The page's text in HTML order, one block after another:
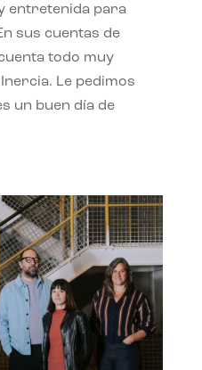
entretenida para
sus cuentas de
todo muy
Le pedimos
un buen día de